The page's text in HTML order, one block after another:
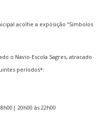
acolhe a exposição “Símbolos
o Navio-Escola Sagres, atracado
períodos*:
20h00 às 22h00